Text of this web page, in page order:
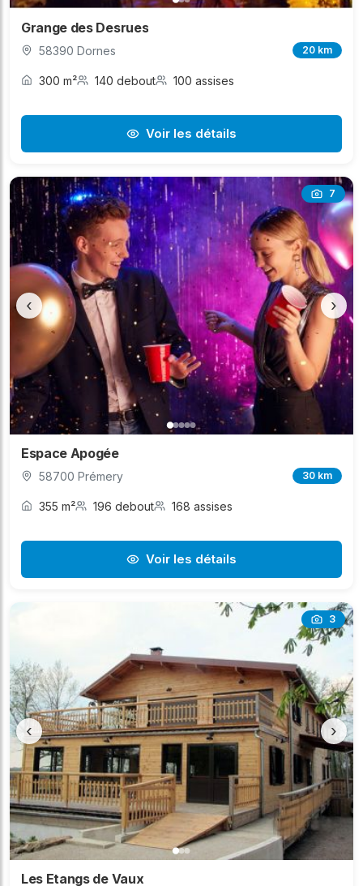
Grange des Desrues
58390 Dornes 20 km
300 m² 140 debout 100 assises
Voir les détails
7
‹ ›
Espace Apogée
58700 Prémery 30 km
355 m² 196 debout 168 assises
Voir les détails
3
‹ ›
Les Etangs de Vaux